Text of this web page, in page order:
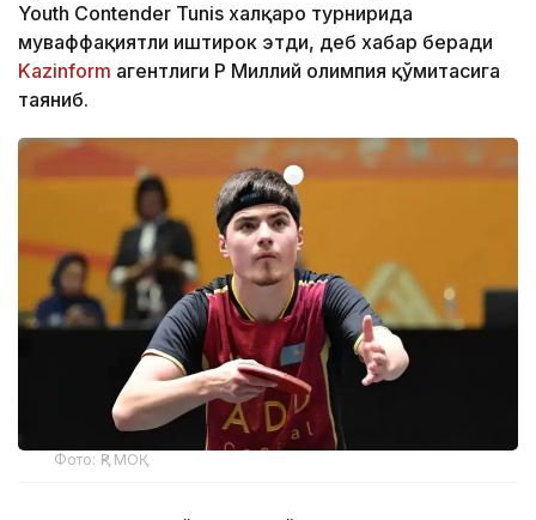
Youth Contender Tunis халқаро турнирида
муваффақиятли иштирок этди, деб хабар беради
Kazinform агентлиги ҚР Миллий олимпия қўмитасига
таяниб.
Фото: ҚР МОҚ